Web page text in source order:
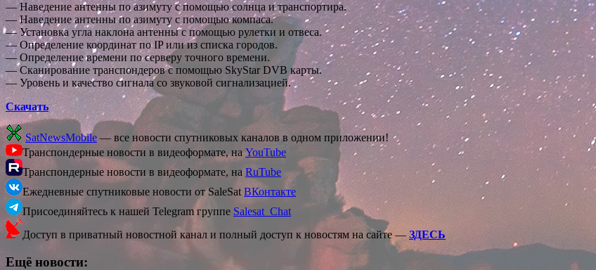
— Наведение антенны по азимуту с помощью солнца и транспортира.
— Наведение антенны по азимуту с помощью компаса.
— Установка угла наклона антенны с помощью рулетки и отвеса.
— Определение координат по IP или из списка городов.
— Определение времени по серверу точного времени.
— Сканирование транспондеров с помощью SkyStar DVB карты.
— Уровень и качество сигнала со звуковой сигнализацией.
Скачать
SatNewsMobile — все новости спутниковых каналов в одном приложении!
Транспондерные новости в видеоформате, наYouTube
Транспондерные новости в видеоформате, на RuTube
Ежедневные спутниковые новости от SaleSat ВКонтакте
Присоединяйтесь к нашей Telegram группе Salesat_Chat
Доступ в приватный новостной канал и полный доступ к новостям на сайте — ЗДЕСЬ
Ещё новости: